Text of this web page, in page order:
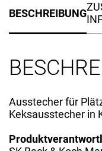
BESCHREIBUNG
Ausstecher für
Keksausstecher in